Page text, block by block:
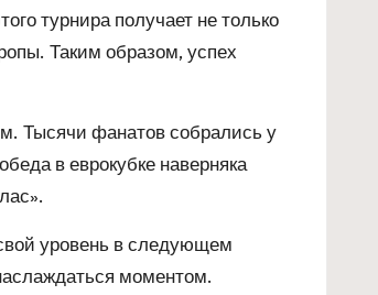
турнира получает не только
Таким образом, успех
Тысячи фанатов собрались у
в еврокубке наверняка
уровень в следующем
моментом.